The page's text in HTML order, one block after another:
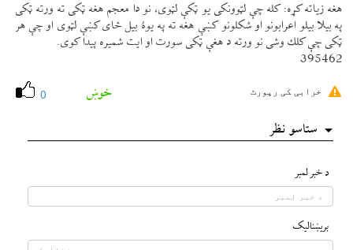
هغه زياته كړه: كله چې لټوونكی يو ټكې لټوی، نو دا معجم هغه ټكی ته ورته ټكی
په بيلا بيلو اعرابونو او شكلونو كښې هغه ته په يوۀ بيل ځای كښې لټوی او چې هر
ټكی چې كلك وشی نو ورته د هغې ټكی سورت او ايت شميره پيدا كوی.
395462
0 خوښ خرابی کی رپورٹ
ستاسو نظر
د خبر لمبر
بريښناليک